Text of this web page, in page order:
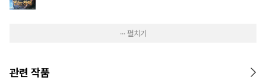
··· 펼치기
관련 작품